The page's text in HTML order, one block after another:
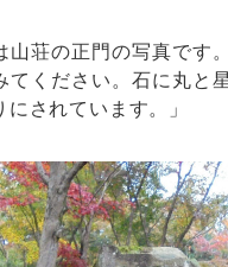
荘の正門の写真です
てください。石に丸と
されています。」